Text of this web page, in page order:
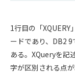
1行目の「
ードであり、DB2
ある。XQueryを記
字が区別される点